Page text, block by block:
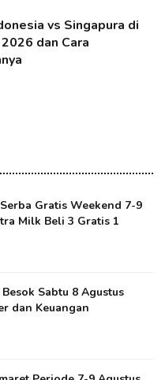
vs Singapura di
dan Cara
Gratis Weekend 7-9
Milk Beli 3 Gratis 1
Sabtu 8 Agustus
dan Keuangan